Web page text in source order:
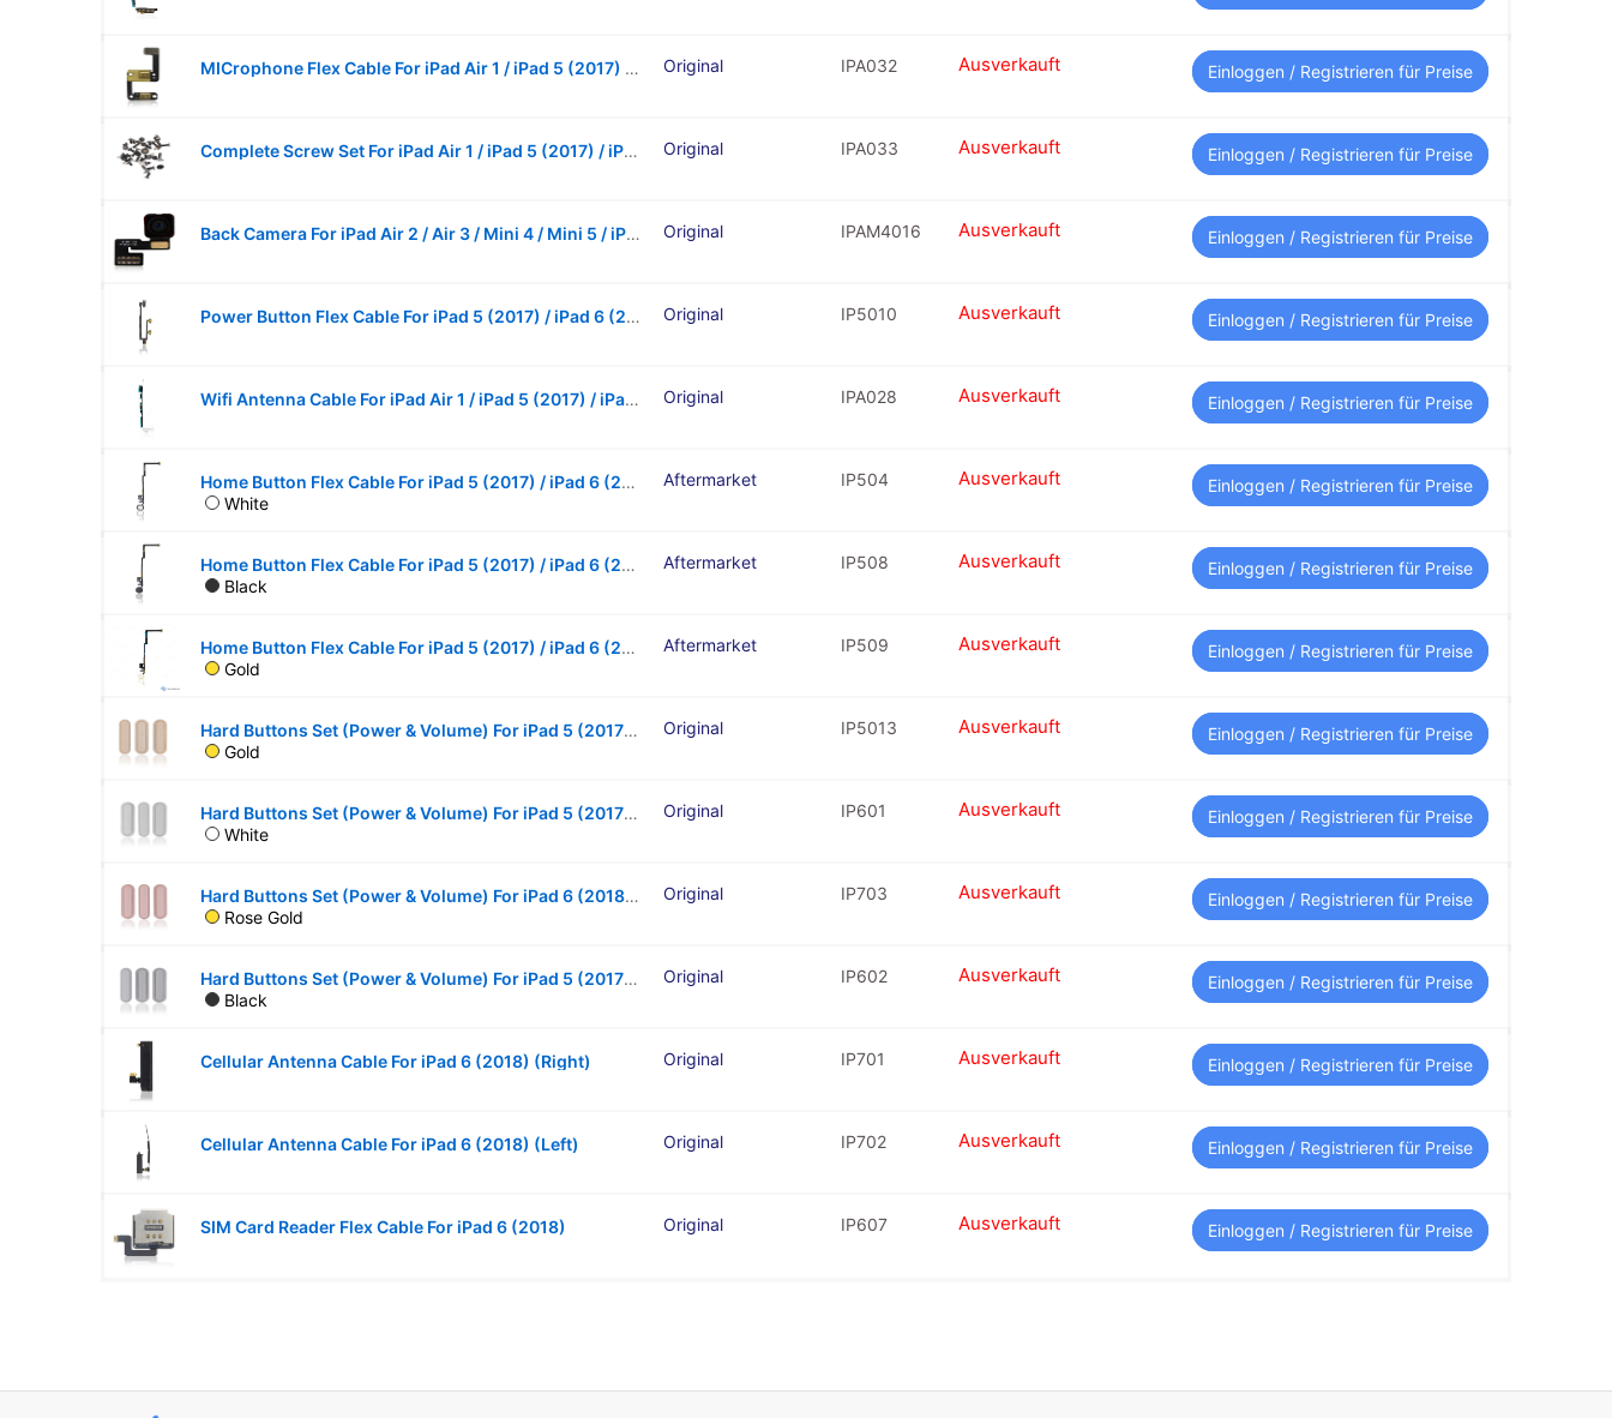
MICrophone Flex Cable For iPad Air 1 / iPad 5 (2017) / iPad 6 (2018) Original IPA032 Ausverkauft Einloggen / Registrieren für Preise
Complete Screw Set For iPad Air 1 / iPad 5 (2017) / iPad 6 (2018) Original IPA033 Ausverkauft Einloggen / Registrieren für Preise
Back Camera For iPad Air 2 / Air 3 / Mini 4 / Mini 5 / iPad 5 (2017) / iPad 6 (2018) / iPad 7 (2019) / iPad 8 (2020) / iPad Pro 12.9″ (1St Gen: 2015) Original IPAM4016 Ausverkauft Einloggen / Registrieren für Preise
Power Button Flex Cable For iPad 5 (2017) / iPad 6 (2018) / iPad 7 (2019) / iPad 8 (2020) / iPad 9 (2021) 10.2″ Original IP5010 Ausverkauft Einloggen / Registrieren für Preise
Wifi Antenna Cable For iPad Air 1 / iPad 5 (2017) / iPad 6 (2018) / iPad 7 (10.2″ / 2019) / iPad 8 (10.2″ / 2020) Original IPA028 Ausverkauft Einloggen / Registrieren für Preise
Home Button Flex Cable For iPad 5 (2017) / iPad 6 (2018) (White)
White
Aftermarket IP504 Ausverkauft Einloggen / Registrieren für Preise
Home Button Flex Cable For iPad 5 (2017) / iPad 6 (2018) (Black)
Black
Aftermarket IP508 Ausverkauft Einloggen / Registrieren für Preise
Home Button Flex Cable For iPad 5 (2017) / iPad 6 (2018) (Gold)
Gold
Aftermarket IP509 Ausverkauft Einloggen / Registrieren für Preise
Hard Buttons Set (Power & Volume) For iPad 5 (2017) / iPad 6 (2018) (Gold)
Gold
Original IP5013 Ausverkauft Einloggen / Registrieren für Preise
Hard Buttons Set (Power & Volume) For iPad 5 (2017) / iPad 6 (2018) (White)
White
Original IP601 Ausverkauft Einloggen / Registrieren für Preise
Hard Buttons Set (Power & Volume) For iPad 6 (2018) (Rose Gold)
Rose Gold
Original IP703 Ausverkauft Einloggen / Registrieren für Preise
Hard Buttons Set (Power & Volume) For iPad 5 (2017) / iPad 6 (2018) (Black)
Black
Original IP602 Ausverkauft Einloggen / Registrieren für Preise
Cellular Antenna Cable For iPad 6 (2018) (Right) Original IP701 Ausverkauft Einloggen / Registrieren für Preise
Cellular Antenna Cable For iPad 6 (2018) (Left) Original IP702 Ausverkauft Einloggen / Registrieren für Preise
SIM Card Reader Flex Cable For iPad 6 (2018) Original IP607 Ausverkauft Einloggen / Registrieren für Preise